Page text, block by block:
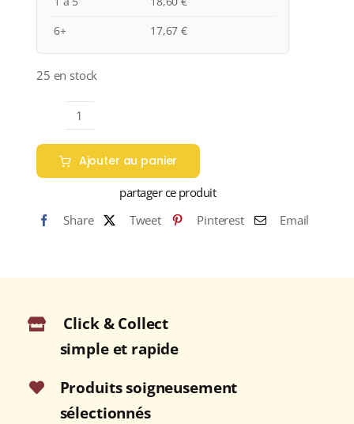
6+
17,67€
25 en stock
quantité
de
Domaine
Teiller
"Expression"
A.O.C.
Rouge
Bouteille
75cl
Ajouter au panier
partager ce produit
Share
Tweet Pinterest Email
Click & Collect
simple et rapide
Produits soigneusement
sélectionnés